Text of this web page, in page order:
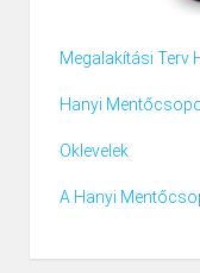
Megalakítási Terv
Hanyi
Oklevelek
A Hanyi